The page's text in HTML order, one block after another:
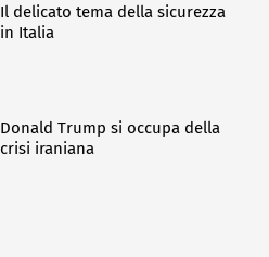
Il delicato tema della sicurezza
in Italia
Donald Trump si occupa della
crisi iraniana